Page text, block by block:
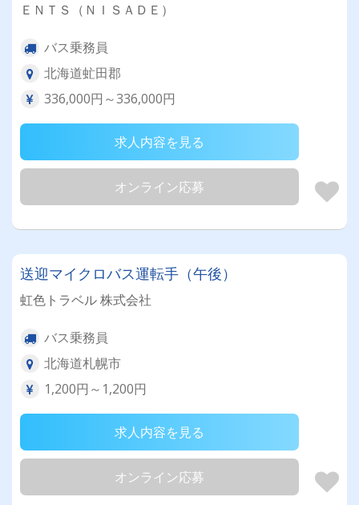
ＥＮＴＳ（ＮＩＳＡＤＥ）
バス乗務員
北海道虻田郡
336,000円～336,000円
求人内容を見る
オンライン応募
送迎マイクロバス運転手（午後）
虹色トラベル 株式会社
バス乗務員
北海道札幌市
1,200円～1,200円
求人内容を見る
オンライン応募